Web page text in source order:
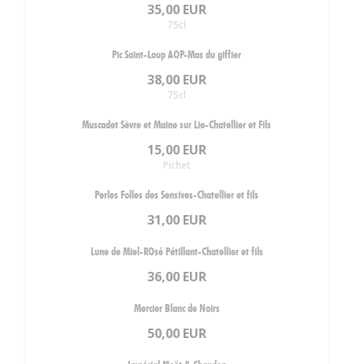
35,00 EUR
75cl
Pic Saint-Loup AOP-Mas du giffier
38,00 EUR
75cl
Muscadet Sèvre et Maine sur Lie-Chatellier et Fils
15,00 EUR
Pichet
Perles Folles des Sensives-Chatellier et fils
31,00 EUR
Lune de Miel-ROsé Pétillant-Chatellier et fils
36,00 EUR
Mercier Blanc de Noirs
50,00 EUR